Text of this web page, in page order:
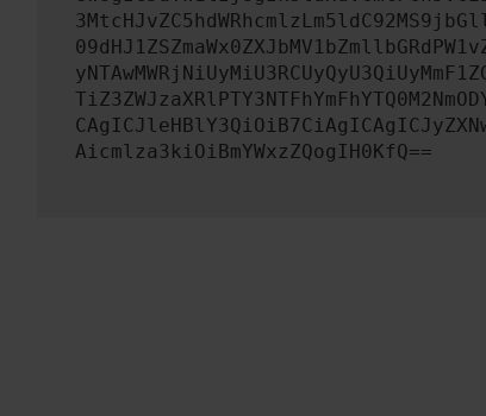
Aicmlza3kiOiBmYWxzZQogIH0KfQ==